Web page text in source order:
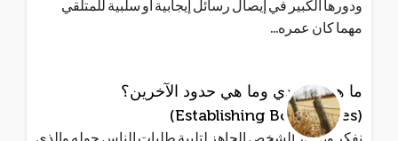
ودورها الكبير في إيصال رسائل إيجابية أو سلبية للمتلقي
مهما كان عمره...
ما هي حدودي وما هي حدود الآخرين؟
(Establishing Boundaries)